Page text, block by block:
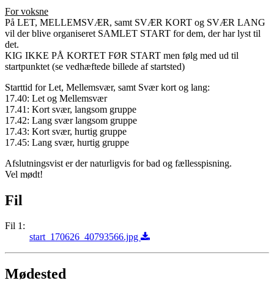
For voksne
På LET, MELLEMSVÆR, samt SVÆR KORT og SVÆR LANG
vil der blive organiseret SAMLET START for dem, der har lyst til
det.
KIG IKKE PÅ KORTET FØR START men følg med ud til
startpunktet (se vedhæftede billede af startsted)
Starttid for Let, Mellemsvær, samt Svær kort og lang:
17.40: Let og Mellemsvær
17.41: Kort svær, langsom gruppe
17.42: Lang svær langsom gruppe
17.43: Kort svær, hurtig gruppe
17.45: Lang svær, hurtig gruppe
Afslutningsvist er der naturligvis for bad og fællesspisning.
Vel mødt!
Fil
Fil 1:
start_170626_40793566.jpg
Mødested